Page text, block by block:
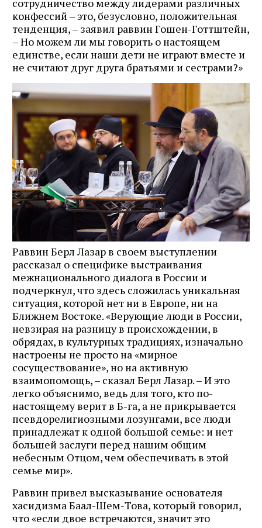
конфессий – это, безусловно, положительная
тенденция, – заявил раввин Гошен-Готтштейн,
– Но можем ли мы говорить о настоящем
единстве, если наши дети не играют вместе и
не считают друг друга братьями и сестрами?»
Раввин Берл Лазар в своем выступлении
рассказал о специфике выстраивания
межнационального диалога в России и
подчеркнул, что здесь сложилась уникальная
ситуация, которой нет ни в Европе, ни на
Ближнем Востоке. «Верующие люди в России,
невзирая на разницу в происхождении, в
обрядах, в культурных традициях, изначально
настроены не просто на «мирное
сосуществование», но на активную
взаимопомощь, – сказал Берл Лазар. – И это
легко объяснимо, ведь для того, кто по-
настоящему верит в Б-га, а не прикрывается
псевдорелигиозными лозунгами, все люди
принадлежат к одной большой семье: и нет
большей заслуги перед нашим общим
небесным Отцом, чем обеспечивать в этой
семье мир».
Раввин привел высказывание основателя
хасидизма Баал-Шем-Това, который говорил,
что «если двое встречаются, значит это